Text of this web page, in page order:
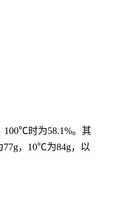
100℃时为58.1%。其
，10℃为84g，以